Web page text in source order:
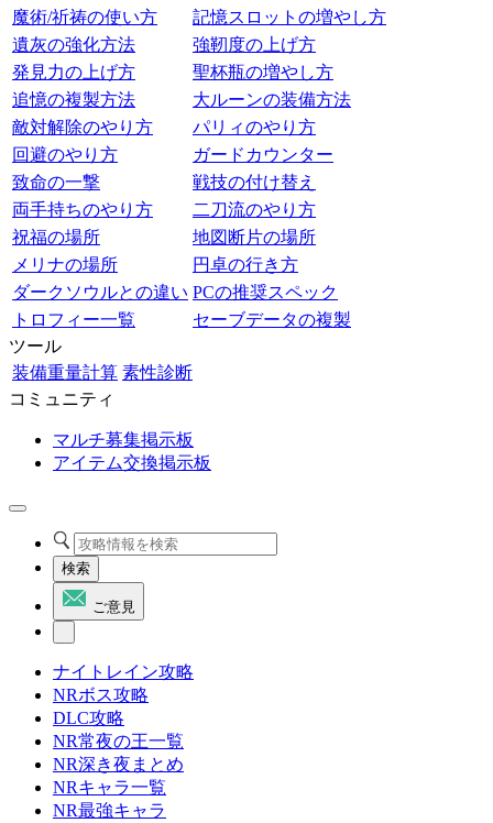
魔術/祈祷の使い方
記憶スロットの増やし方
遺灰の強化方法
強靭度の上げ方
発見力の上げ方
聖杯瓶の増やし方
追憶の複製方法
大ルーンの装備方法
敵対解除のやり方
パリィのやり方
回避のやり方
ガードカウンター
致命の一撃
戦技の付け替え
両手持ちのやり方
二刀流のやり方
祝福の場所
地図断片の場所
メリナの場所
円卓の行き方
ダークソウルとの違い PCの推奨スペック
トロフィー一覧
セーブデータの複製
ツール
装備重量計算 素性診断
コミュニティ
マルチ募集掲示板
アイテム交換掲示板
検索
ご意見
ナイトレイン攻略
NRボス攻略
DLC攻略
NR常夜の王一覧
NR深き夜まとめ
NRキャラ一覧
NR最強キャラ